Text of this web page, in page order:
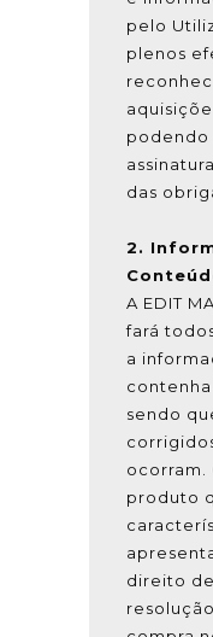
pelo
plenos
podendo
das
2.
A EDIT
fará
a
sendo
ocorram.
produto
direito